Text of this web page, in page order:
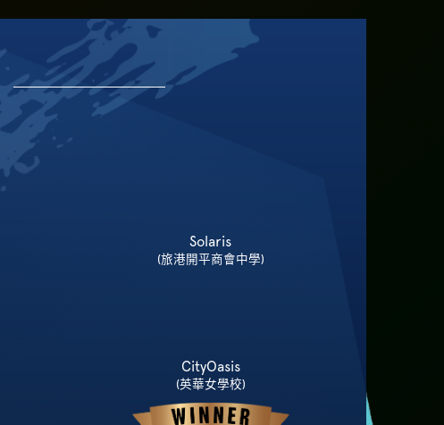
Solaris
(旅港開平商會中學)
CityOasis
(英華女學校)